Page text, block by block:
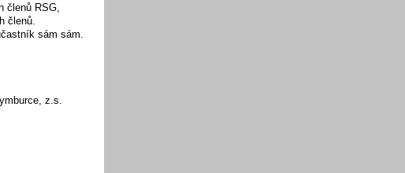
členů RSG,
členů.
sám sám.
z.s.